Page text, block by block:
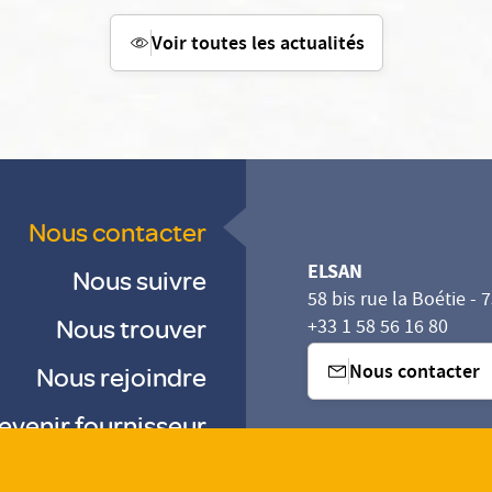
paramètres de confidentialité, en garantissant la
Voir toutes les actualités
Nous contacter
Nous suivre
Nous trouver
Nous rejoindre
fournisseur
ELSAN
58 bis rue la Boétie -
+33 1 58 56 16 80
Nous contacter